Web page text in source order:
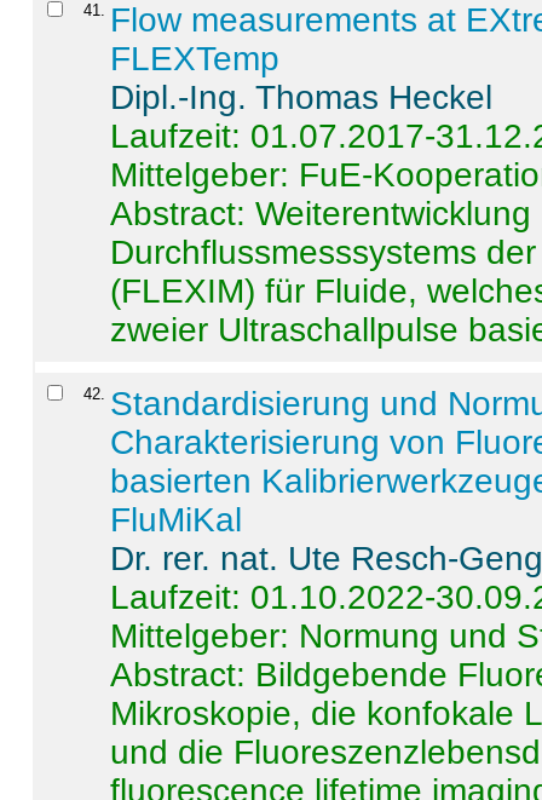
41. Flow measurements at
FLEXTemp
Dipl.-Ing. Thomas Heckel
Laufzeit: 01.07.2017-
Mittelgeber: FuE-
Abstract:
Durchflussmesssystems
(FLEXIM) für Fluide,
zweier Ultraschallpulse
42. Standardisierung und
Charakterisierung von
basierten
FluMiKal
Dr. rer. nat. Ute Resch-
Laufzeit: 01.10.2022-
Mittelgeber: Normung und
Abstract: Bildgebende
Mikroskopie, die konfokale
und die
fluorescence lifetime